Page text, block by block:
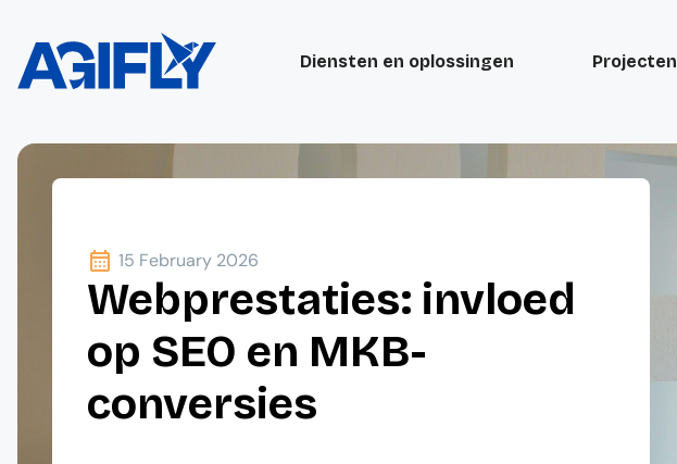
Diensten en oplossingen Projecten
15 February 2026
Webprestaties: invloed
op SEO en MKB-
conversies